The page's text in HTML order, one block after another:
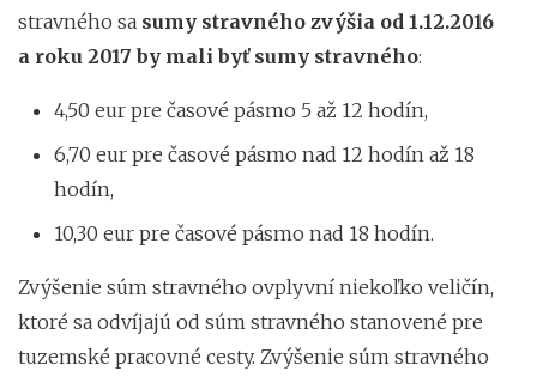
stravného sa sumy stravného zvýšia od 1.12.2016
a roku 2017 by mali byť sumy stravného:
4,50 eur pre časové pásmo 5 až 12 hodín,
6,70 eur pre časové pásmo nad 12 hodín až 18
hodín,
10,30 eur pre časové pásmo nad 18 hodín.
Zvýšenie súm stravného ovplyvní niekoľko veličín,
ktoré sa odvíjajú od súm stravného stanovené pre
tuzemské pracovné cesty. Zvýšenie súm stravného